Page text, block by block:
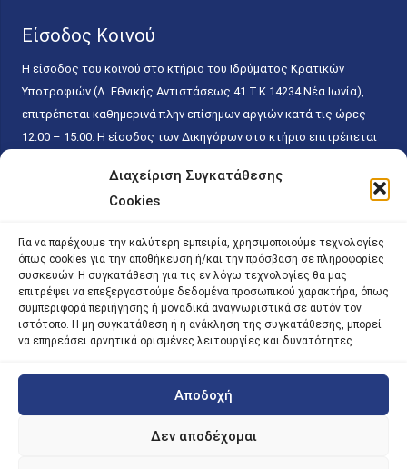
Διαχείριση Συγκατάθεσης
Cookies
Για να παρέχουμε την καλύτερη εμπειρία, χρησιμοποιούμε τεχνολογίες
όπως cookies για την αποθήκευση ή/και την πρόσβαση σε πληροφορίες
συσκευών. Η συγκατάθεση για τις εν λόγω τεχνολογίες θα μας
επιτρέψει να επεξεργαστούμε δεδομένα προσωπικού χαρακτήρα, όπως
συμπεριφορά περιήγησης ή μοναδικά αναγνωριστικά σε αυτόν τον
ιστότοπο. Η μη συγκατάθεση ή η ανάκληση της συγκατάθεσης, μπορεί
να επηρεάσει αρνητικά ορισμένες λειτουργίες και δυνατότητες.
Αποδοχή
Δεν αποδέχομαι
Είσοδος Κοινού
Η είσοδος του κοινού στο κτήριο του Ιδρύματος Κρατικών
Υποτροφιών (Λ. Εθνικής Αντιστάσεως 41 T.K.14234 Νέα Ιωνία),
επιτρέπεται καθημερινά πλην επίσημων αργιών κατά τις ώρες
12.00 – 15.00. Η είσοδος των Δικηγόρων στο κτήριο επιτρέπεται
κάθε εργάσιμη ημέρα και ώρα χωρίς κανέναν χρονικό ή άλλο
περιορισμό. Η είσοδος του κοινού ειδικά στο γραφείο του
15.00. Η εξυπηρέτηση του κοινού πραγματοποιείται βάσει των
παγίων ισχυουσών διατάξεων. Για την αποφυγή συνωστισμού
εντός του εσωτερικού χώρου εξυπηρέτησης και αναμονής του
κοινού, η εξυπηρέτησή του δύναται να πραγματοποιείται κατόπιν
προγραμματισμένου ραντεβού.
| iky.gr | All Rights Reserved
Designed and Developed by ACM Digital